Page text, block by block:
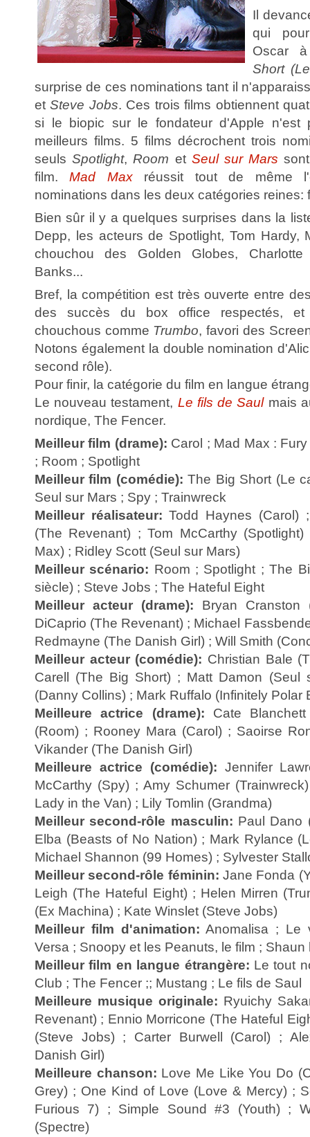
Il
qui
Oscar
Short
surprise de ces nominations tant il
etSteve Jobs. Ces trois films obtiennent
si le biopic sur le fondateur d'Apple n'est
meilleurs films. 5 films décrochent trois
seulsSpotlight,Room et Seul sur Mars
film.Mad Maxréussit tout de même
nominations dans les deux catégories reines:
Bien sûr il y a quelques surprises dans la
Depp, les acteurs de Spotlight, Tom Hardy,
chouchou des Golden Globes, Charlotte
Banks...
Bref, la compétition est très ouverte entre
des succès du box office respectés, et
chouchous comme Trumbo, favori des
Notons également la double nomination
second rôle).
Pour finir, la catégorie du film en langue
Le nouveau testament, Le fils de Saulmais
nordique, The Fencer.
Meilleur film (drame): Carol ; Mad Max :
; Room ; Spotlight
Meilleur film (comédie): The Big Short (Le
Seul sur Mars ; Spy ; Trainwreck
Meilleur réalisateur: Todd Haynes (Carol)
(The Revenant) ; Tom McCarthy
Max) ; Ridley Scott (Seul sur Mars)
Meilleur scénario: Room ; Spotlight ; The
siècle) ; Steve Jobs ; The Hateful Eight
Meilleur acteur (drame): Bryan Cranston
DiCaprio (The Revenant) ; Michael
Redmayne (The Danish Girl) ; Will Smith
Meilleur acteur (comédie): Christian Bale
Carell (The Big Short) ; Matt Damon (Seul
(Danny Collins) ; Mark Ruffalo (Infinitely Polar
Meilleure actrice (drame): Cate
(Room) ; Rooney Mara (Carol) ; Saoirse
Vikander (The Danish Girl)
Meilleure actrice (comédie): Jennifer
McCarthy (Spy) ; Amy Schumer
Lady in the Van) ; Lily Tomlin (Grandma)
Meilleur second-rôle masculin: Paul Dano
Elba (Beasts of No Nation) ; Mark Rylance
Michael Shannon (99 Homes) ; Sylvester
Meilleur second-rôle féminin: Jane Fonda
Leigh (The Hateful Eight) ; Helen Mirren
(Ex Machina) ; Kate Winslet (Steve Jobs)
Meilleur film d'animation: Anomalisa ; Le
Versa ; Snoopy et les Peanuts, le film ; Shaun
Meilleur film en langue étrangère: Le tout
Club ; The Fencer ;; Mustang ; Le fils de Saul
Meilleure musique originale: Ryuichy
Revenant) ; Ennio Morricone (The Hateful
(Steve Jobs) ; Carter Burwell (Carol) ;
Danish Girl)
Meilleure chanson: Love Me Like You Do
Grey) ; One Kind of Love (Love & Mercy) ;
Furious 7) ; Simple Sound #3 (Youth) ;
(Spectre)